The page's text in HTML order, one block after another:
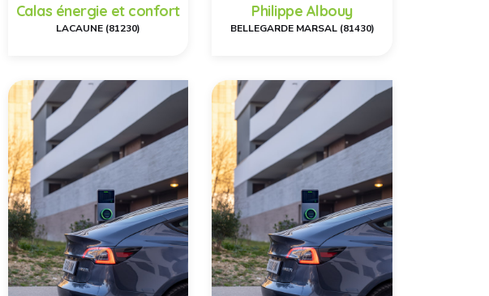
Calas énergie et confort
LACAUNE (81230)
Philippe Albouy
BELLEGARDE MARSAL (81430)